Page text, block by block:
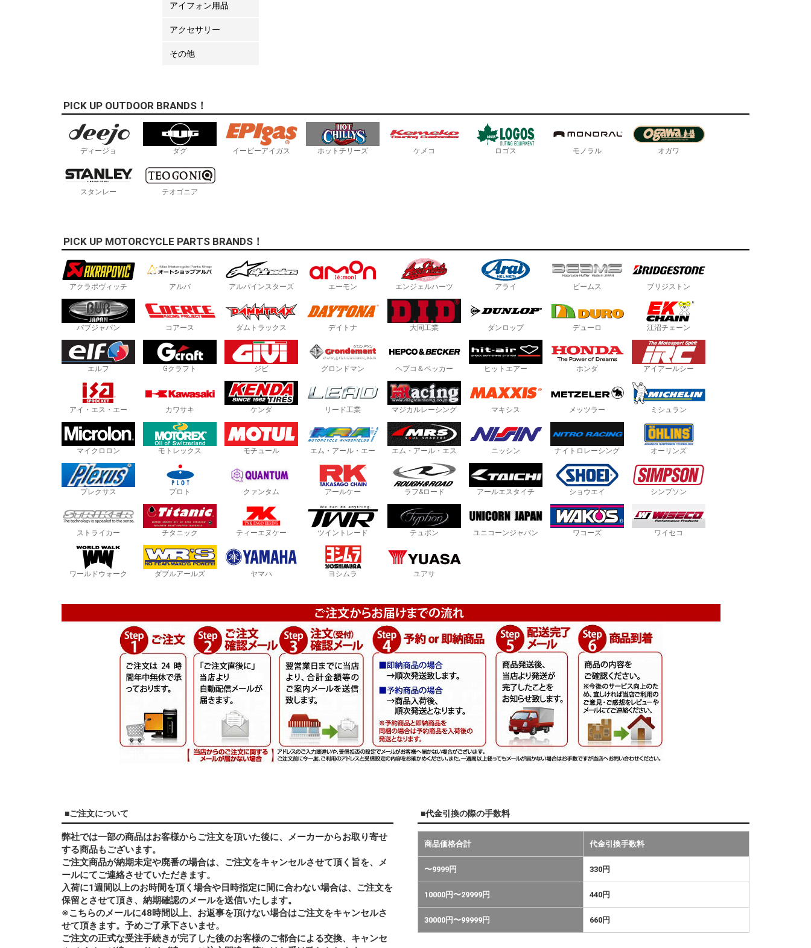
アイフォン用品
アクセサリー
その他
PICK UP OUTDOOR BRANDS！
ディージョ ダグ イーピーアイガス ホットチリーズ ケメコ ロゴス モノラル オガワ
スタンレー テオゴニア
PICK UP MOTORCYCLE PARTS BRANDS！
アクラポヴィッチ アルバ アルパインスターズ エーモン エンジェルハーツ アライ ビームス ブリジストン
バブジャパン コアース ダムトラックス デイトナ 大同工業 ダンロップ デューロ 江沼チェーン
エルフ Gクラフト ジビ グロンドマン ヘプコ＆ベッカー ヒットエアー ホンダ アイアールシー
アイ・エス・エー カワサキ ケンダ リード工業 マジカルレーシング マキシス メッツラー ミシュラン
マイクロロン モトレックス モチュール エム・アール・エー エム・アール・エス ニッシン ナイトロレーシング オーリンズ
プレクサス プロト クァンタム アールケー ラフ&ロード アールエスタイチ ショウエイ シンプソン
ストライカー チタニック ティーエヌケー ツイントレード テュポン ユニコーンジャパン ワコーズ ワイセコ
ワールドウォーク ダブルアールズ ヤマハ ヨシムラ ユアサ
■ご注文について
弊社では一部の商品はお客様からご注文を頂いた後に、メーカーからお取り寄せ
する商品もございます。
ご注文商品が納期未定や廃番の場合は、ご注文をキャンセルさせて頂く旨を、メ
ールにてご連絡させていただきます。
入荷に1週間以上のお時間を頂く場合や日時指定に間に合わない場合は、ご注文を
保留とさせて頂き、納期確認のメールを送信いたします。
※こちらのメールに48時間以上、お返事を頂けない場合はご注文をキャンセルさ
せて頂きます。予めご了承下さいませ。
ご注文の正式な受注手続きが完了した後のお客様のご都合による交換、キャンセ
■代金引換の際の手数料
商品価格合計 代金引換手数料
〜9999円 330円
10000円〜29999円 440円
30000円〜99999円 660円